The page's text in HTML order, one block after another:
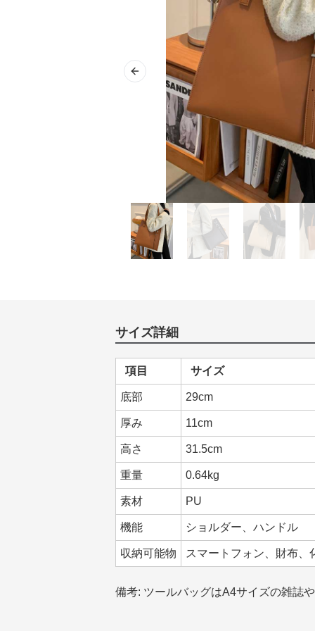
Previous slide
サイズ詳細
項目 サイズ
底部 29cm
厚み 11cm
高さ 31.5cm
重量 0.64kg
素材 PU
機能 ショルダー、ハンドル
収納可能物 スマートフォン、財布、
備考: ツールバッグはA4サイズの雑誌